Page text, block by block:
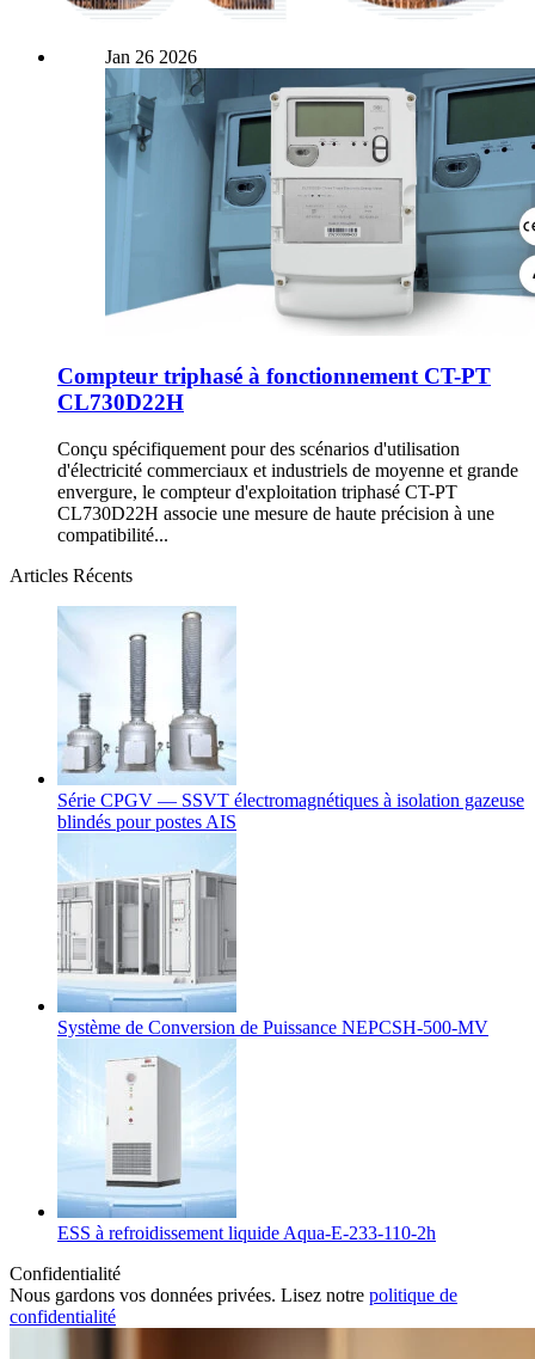
Jan 26 2026
Compteur triphasé à fonctionnement CT-PT
CL730D22H
Conçu spécifiquement pour des scénarios d'utilisation
d'électricité commerciaux et industriels de moyenne et grande
envergure, le compteur d'exploitation triphasé CT-PT
CL730D22H associe une mesure de haute précision à une
compatibilité...
Articles Récents
Série CPGV — SSVT électromagnétiques à isolation gazeuse
blindés pour postes AIS
Système de Conversion de Puissance NEPCSH-500-MV
ESS à refroidissement liquide Aqua-E-233-110-2h
Confidentialité
Nous gardons vos données privées. Lisez notre politique de
confidentialité